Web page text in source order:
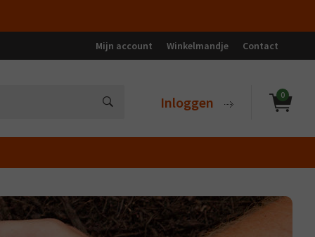
Mijn account Winkelmandje Contact
Inloggen 0